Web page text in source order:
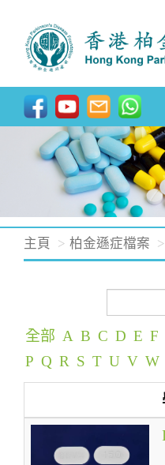
主頁 柏金遜症檔案
全部 A B C D E F
P Q R S T U V W